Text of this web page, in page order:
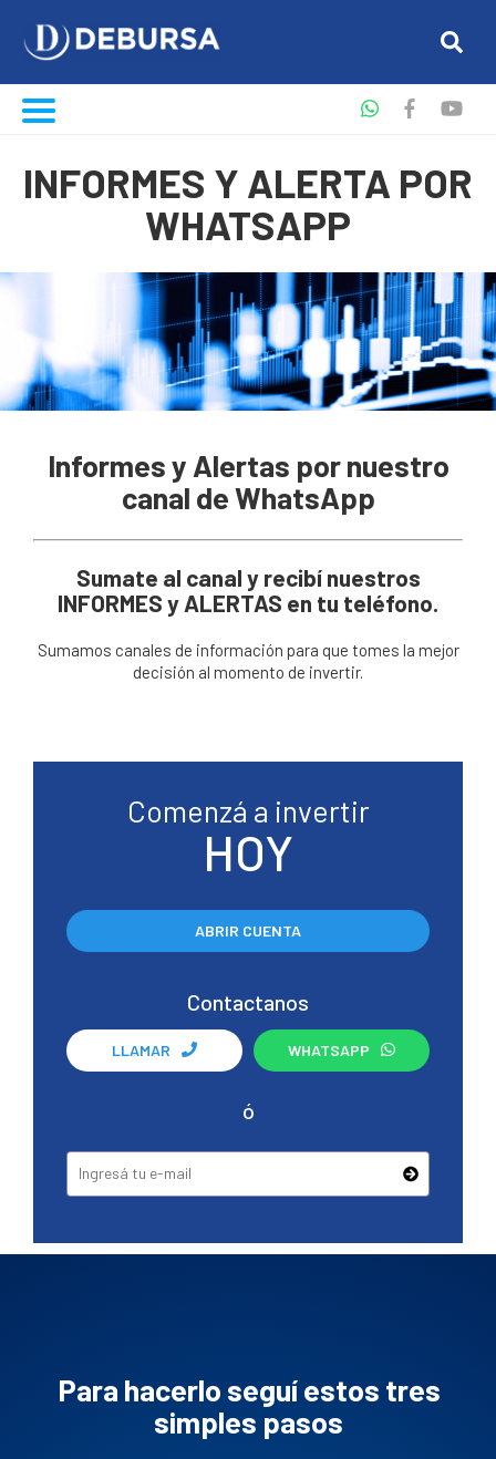
INFORMES Y ALERTA POR
WHATSAPP
Informes y Alertas por nuestro
canal de WhatsApp
Sumate al canal y recibí nuestros
INFORMES y ALERTAS en tu teléfono.
Sumamos canales de información para que tomes la mejor
decisión al momento de invertir.
Comenzá a invertir
HOY
ABRIR CUENTA
Contactanos
LLAMAR WHATSAPP
ó
Para hacerlo seguí estos tres
simples pasos